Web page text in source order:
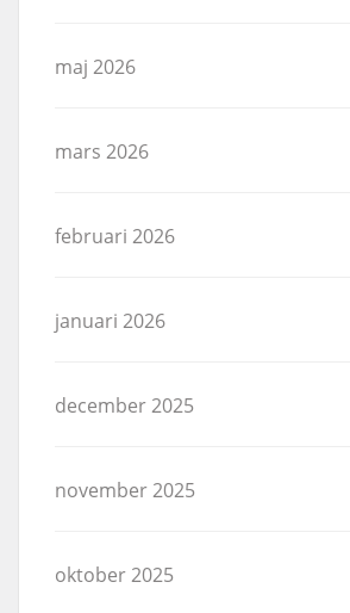
maj 2026
mars 2026
februari 2026
januari 2026
december 2025
november 2025
oktober 2025